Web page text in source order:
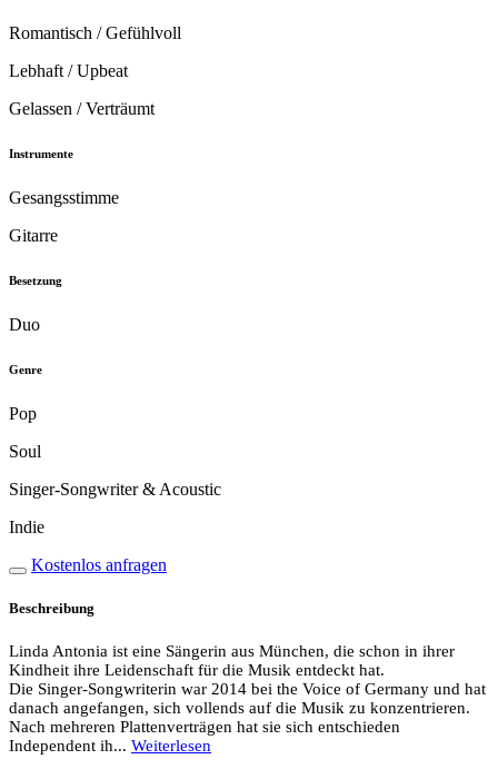
Romantisch / Gefühlvoll
Lebhaft / Upbeat
Gelassen / Verträumt
Instrumente
Gesangsstimme
Gitarre
Besetzung
Duo
Genre
Pop
Soul
Singer-Songwriter & Acoustic
Indie
Kostenlos anfragen
Beschreibung
Linda Antonia ist eine Sängerin aus München, die schon in ihrer
Kindheit ihre Leidenschaft für die Musik entdeckt hat.
Die Singer-Songwriterin war 2014 bei the Voice of Germany und hat
danach angefangen, sich vollends auf die Musik zu konzentrieren.
Nach mehreren Plattenverträgen hat sie sich entschieden
Independent ih... Weiterlesen